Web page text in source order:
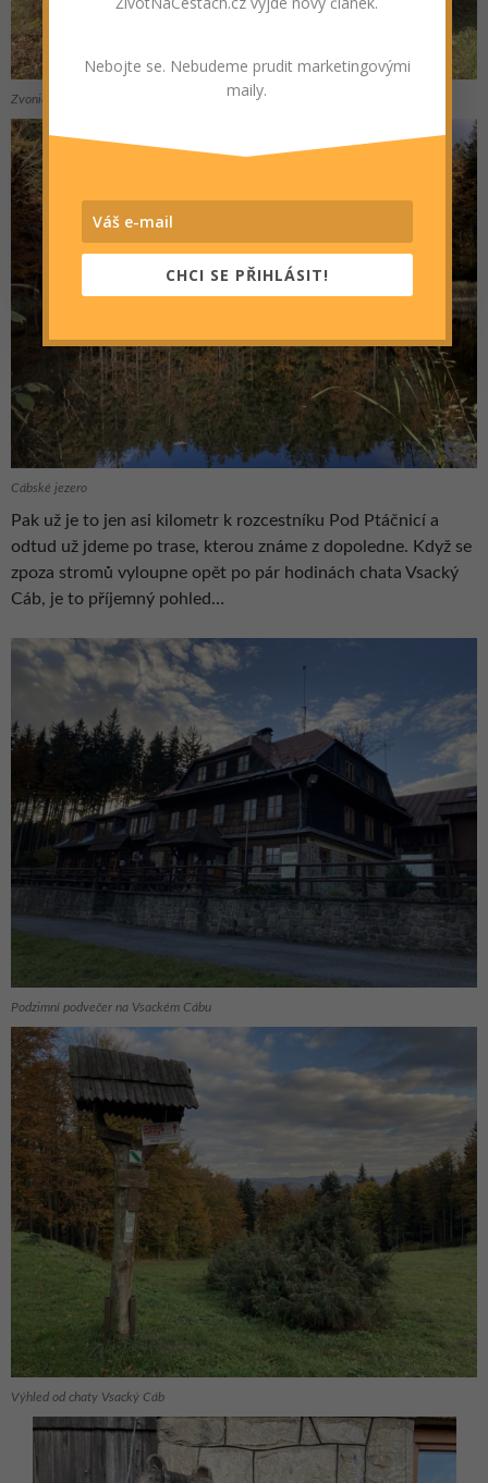
Zvonička u Santova
Cábské jezero
Pak už je to jen asi kilometr k rozcestníku Pod Ptáčnicí a
odtud už jdeme po trase, kterou známe z dopoledne. Když se
zpoza stromů vyloupne opět po pár hodinách chata Vsacký
Cáb, je to příjemný pohled…
Podzimní podvečer na Vsackém Cábu
Výhled od chaty Vsacký Cáb
Nebojte se. Nebudeme prudit marketingovými
maily.
CHCI SE PŘIHLÁSIT!